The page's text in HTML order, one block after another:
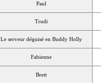
Paul
Trudi
Le serveur déguisé en Buddy Holly
Fabienne
Brett